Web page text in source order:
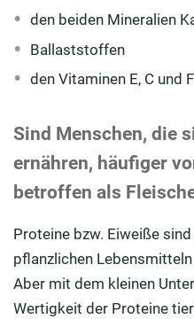
den beiden Mineralien
Ballaststoffen
den Vitaminen E, C und
Sind Menschen, die
ernähren, häufiger
betroffen als
Proteine bzw. Eiweiße
pflanzlichen
Aber mit dem kleinen
Wertigkeit der Proteine